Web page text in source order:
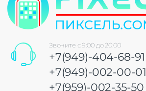
Звоните с 9:00 до 20:00
+7(949)-404-68-91
+7(949)-002-00-01
+7(959)-002-35-50